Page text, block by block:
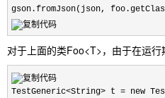
gson.fromJson(json,
对于上面的类Foo<T>，由于在运
TestGeneric<String> t = new